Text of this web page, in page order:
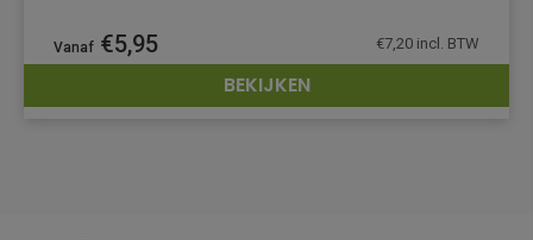
DETAILS
€5,95 €7,20 incl. BTW
BEKIJKEN